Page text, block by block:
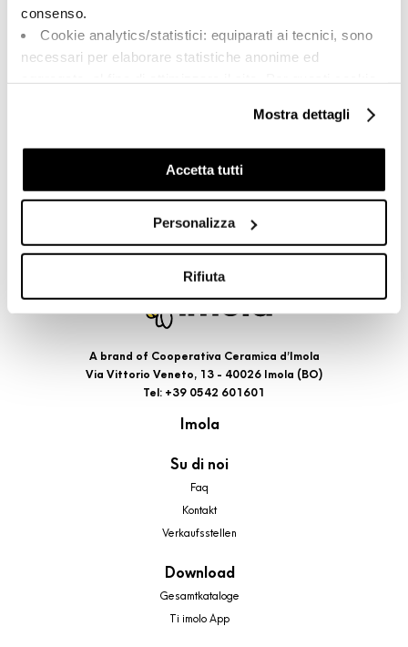
consenso.
Cookie analytics/statistici: equiparati ai tecnici, sono
necessari per elaborare statistiche anonime ed
Cookie di profilazione/marketing: sono utilizzati, solo
previo tuo consenso, per esaminare le tue abitudini di
navigazione e mostrarti quindi avvisi pubblicitari mirati, in
linea con le tue preferenze.
cookie di profilazione, selezionando uno dei bottoni sotto
riportati. Puoi avere maggiori dettagli visionando
l’Informativa estesa cookie. La chiusura del presente
banner comporterà il permanere dei soli cookie tecnici ed
analytics, per i quali non occorre il tuo consenso. Potrai
accedendo al link presente nel footer.
Mostra dettagli
Accetta tutti
Personalizza
Rifiuta
PZ
A brand of Cooperativa Ceramica d’Imola
Via Vittorio Veneto, 13 - 40026 Imola (BO)
Tel: +39 0542 601601
Imola
Su di noi
Faq
Kontakt
Verkaufsstellen
Download
Gesamtkataloge
Ti imolo App